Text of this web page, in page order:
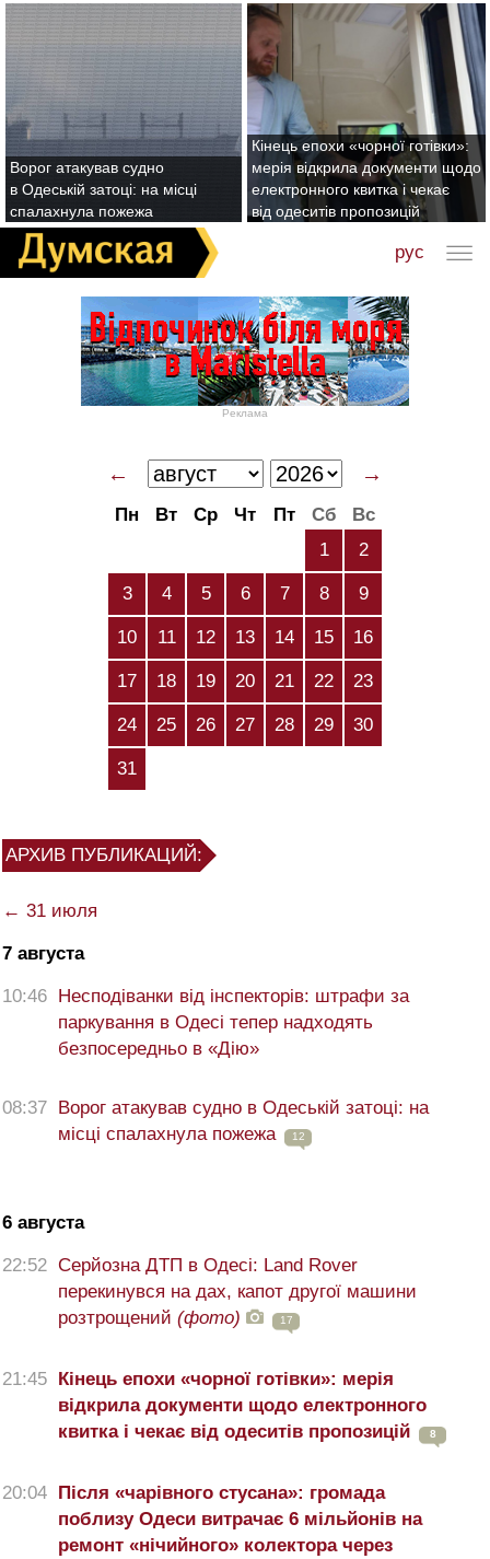
Ворог атакував судно
в Одеській затоці: на місці
спалахнула пожежа
Кінець епохи «чорної готівки»:
мерія відкрила документи щодо
електронного квитка і чекає
від одеситів пропозицій
рус
Реклама
← →
Пн Вт Ср Чт Пт Сб
Вс
1
2
3 4 5 6 7 8 9
10 11 12 13 14 15 16
17 18 19 20 21 22 23
24 25 26 27 28 29 30
31
АРХИВ ПУБЛИКАЦИЙ:
← 31 июля
7 августа
10:46 Несподіванки від інспекторів: штрафи за
паркування в Одесі тепер надходять
безпосередньо в «Дію»
08:37 Ворог атакував судно в Одеській затоці: на
місці спалахнула пожежа
12
6 августа
22:52 Серйозна ДТП в Одесі: Land Rover
перекинувся на дах, капот другої машини
розтрощений (фото) 17
21:45 Кінець епохи «чорної готівки»: мерія
відкрила документи щодо електронного
квитка і чекає від одеситів пропозицій
8
20:04 Після «чарівного стусана»: громада
поблизу Одеси витрачає 6 мільйонів на
ремонт «нічийного» колектора через